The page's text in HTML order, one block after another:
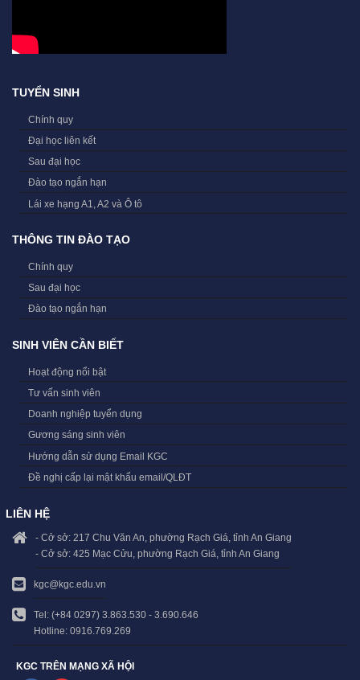
TUYỂN SINH
Chính quy
Đại học liên kết
Sau đại học
Đào tạo ngắn hạn
Lái xe hạng A1, A2 và Ô tô
THÔNG TIN ĐÀO TẠO
Chính quy
Sau đại học
Đào tạo ngắn hạn
SINH VIÊN CẦN BIẾT
Hoạt động nổi bật
Tư vấn sinh viên
Doanh nghiệp tuyển dụng
Gương sáng sinh viên
Hướng dẫn sử dụng Email KGC
Đề nghị cấp lại mật khẩu email/QLĐT
LIÊN HỆ
- Cở sở: 217 Chu Văn An, phường Rạch Giá, tỉnh An Giang
- Cở sở: 425 Mạc Cửu, phường Rạch Giá, tỉnh An Giang
kgc@kgc.edu.vn
Tel: (+84 0297) 3.863.530 - 3.690.646
Hotline: 0916.769.269
KGC TRÊN MẠNG XÃ HỘI